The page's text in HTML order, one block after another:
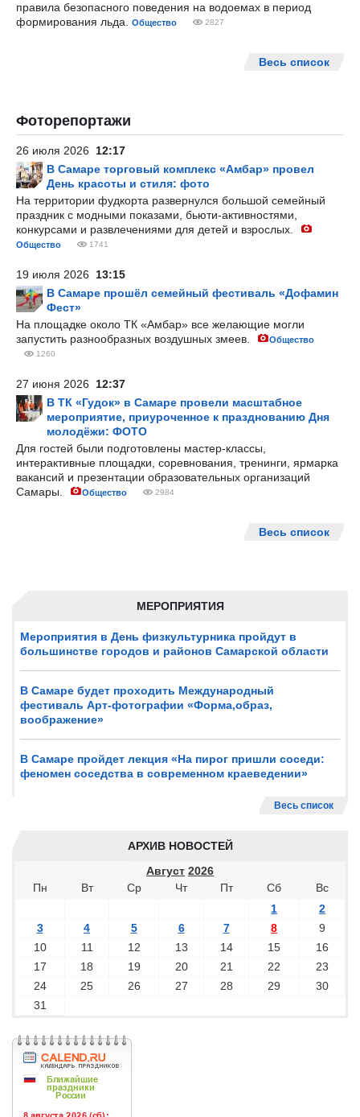
МЕРОПРИЯТИЯ
Мероприятия в День физкультурника пройдут в
большинстве городов и районов Самарской области
В Самаре будет проходить Международный
фестиваль Арт-фотографии «Форма,образ,
воображение»
В Самаре пройдет лекция «На пирог пришли соседи:
феномен соседства в современном краеведении»
Весь список
АРХИВ НОВОСТЕЙ
Август 2026
Пн
Вт Ср Чт Пт Сб
Вс
1
2
3
4 5 6 7 8
9
10
11 12 13 14 15
16
17
18 19 20 21 22
23
24
25 26 27 28 29
30
31
правила безопасного поведения на водоемах в период
формирования льда.
Общество 2827
Весь список
Фоторепортажи
26 июля 2026 12:17
В Самаре торговый комплекс «Амбар» провел
День красоты и стиля: фото
На территории фудкорта развернулся большой семейный
праздник с модными показами, бьюти-активностями,
конкурсами и развлечениями для детей и взрослых.
Общество 1741
19 июля 2026 13:15
В Самаре прошёл семейный фестиваль «Дофамин
Фест»
На площадке около ТК «Амбар» все желающие могли
запустить разнообразных воздушных змеев.
Общество
1260
27 июня 2026 12:37
В ТК «Гудок» в Самаре провели масштабное
мероприятие, приуроченное к празднованию Дня
молодёжи: ФОТО
Для гостей были подготовлены мастер-классы,
интерактивные площадки, соревнования, тренинги, ярмарка
вакансий и презентации образовательных организаций
Самары.
Общество 2984
Весь список